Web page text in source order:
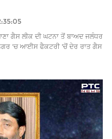
ਗੈਸ ਲੀਕ ਦੀ ਘਟਨਾ ਤੋਂ ਬਾਅਦ ਜਲੰਧਰ
'ਚ ਆਈਸ ਫੈਕਟਰੀ 'ਚੋਂ ਦੇਰ ਰਾਤ ਗੈਸ